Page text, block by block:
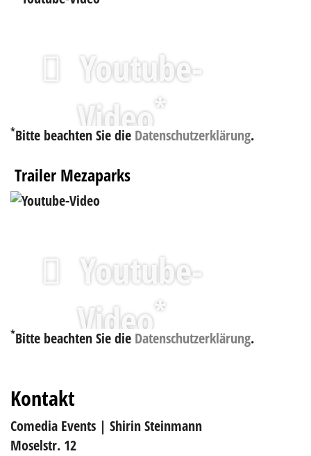
Youtube-
Video*
*Bitte beachten Sie die Datenschutzerklärung.
Trailer Mezaparks
Youtube-
Video*
*Bitte beachten Sie die Datenschutzerklärung.
Kontakt
Comedia Events | Shirin Steinmann
Moselstr. 12